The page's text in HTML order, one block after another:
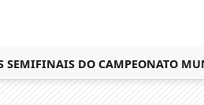
DO CAMPEONATO